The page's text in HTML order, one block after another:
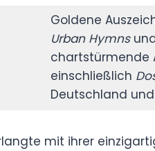
Goldene
Urban Hymns
chartstürmende
einschließlich
Deutschland
mit ihrer